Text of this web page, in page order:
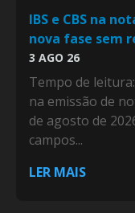
IBS e CBS na
nova fase sem
3 AGO 26
Tempo de
na emissão de
de agosto de
campos...
LER MAIS